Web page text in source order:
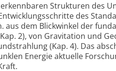
Strukturen des
des
aus dem Blickwinkel der
2), von Gravitation und
(Kap. 4). Das
Energie aktuelle